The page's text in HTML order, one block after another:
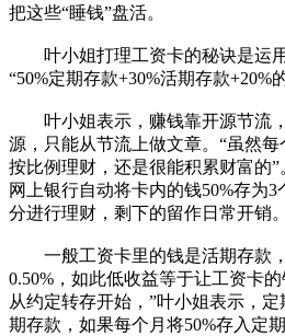
把这些“睡钱”盘活。
叶小姐打理工资卡的秘诀是运
“50%定期存款+30%活期存款+20%
叶小姐表示，赚钱靠开源节流
源，只能从节流上做文章。“虽然
按比例理财，还是很能积累财富的
网上银行自动将卡内的钱50%存为3
分进行理财，剩下的留作日常开销。
一般工资卡里的钱是活期存款
0.50%，如此低收益等于让工资卡
从约定转存开始，”叶小姐表示，
期存款，如果每个月将50%存入定